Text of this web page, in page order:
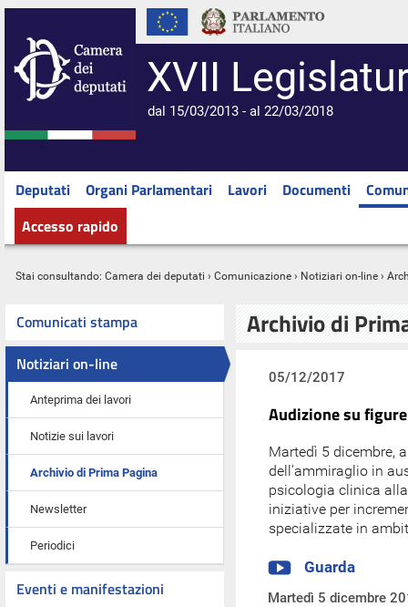
XVII
dal 15/03/2013 - al 22/03/2018
Deputati Organi Parlamentari Lavori Documenti
Accesso rapido
Stai consultando: Camera dei deputati › Comunicazione › Notiziari on-line ›
Comunicati stampa
Notiziari on-line
Anteprima dei lavori
Notizie sui lavori
Archivio di Prima Pagina
Newsletter
Periodici
Eventi e manifestazioni
Archivio di
05/12/2017
Audizione su
Martedì 5 dicembre,
dell'ammiraglio in
psicologia clinica
iniziative per
specializzate in
Guarda
Martedì 5 dicembre